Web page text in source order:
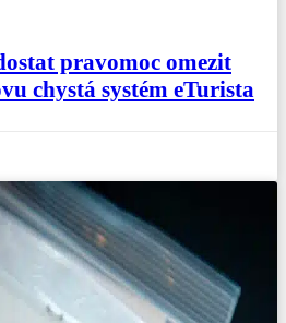
pravomoc omezit
chystá systém eTurista